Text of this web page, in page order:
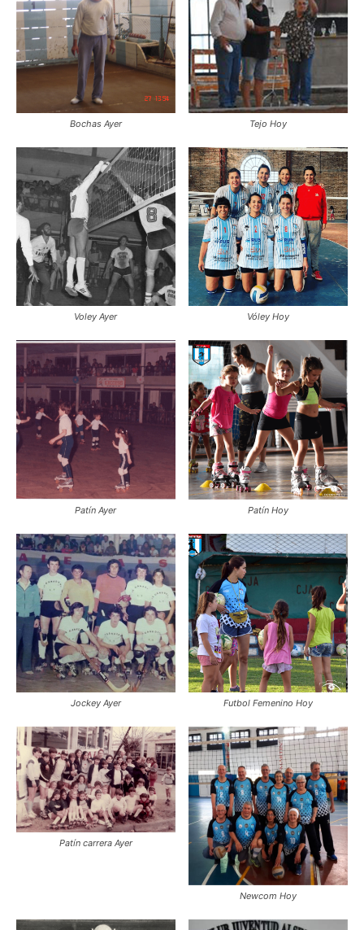
Bochas Ayer Tejo Hoy
Voley Ayer Vóley Hoy
Patín Ayer Patín Hoy
Jockey Ayer Futbol Femenino Hoy
Patín carrera Ayer
Newcom Hoy